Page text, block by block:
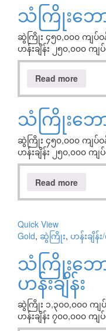
သံကြိုးဘော
ဆွဲကြိုး ၄၅၀,၀၀၀ ကျပ်ဝ
ဟန်းချိန်း ၂၅၀,၀၀၀ ကျ
Read more
သံကြိုးဘော
ဆွဲကြိုး ၄၅၀,၀၀၀ ကျပ်ဝ
ဟန်းချိန်း ၂၅၀,၀၀၀ ကျ
Read more
Quick View
Gold, ဆွဲကြိုး, ဟန်းချိ
သံကြိုးဘေ
ဟန်းချိန်း
ဆွဲကြိုး ၁,၃၀၀,၀၀၀ ကျ
ဟန်းချိန်း ၇၀၀,၀၀၀ ကျ